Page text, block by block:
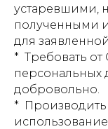
устаревшими,
полученными
для
* Требовать
персональных
добровольно.
* Производить